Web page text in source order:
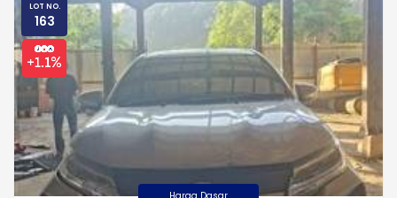
LOT NO.
163
Harga Dasar